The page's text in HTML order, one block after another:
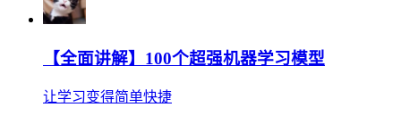
【全面讲解】100个超强机器学习模型
让学习变得简单快捷